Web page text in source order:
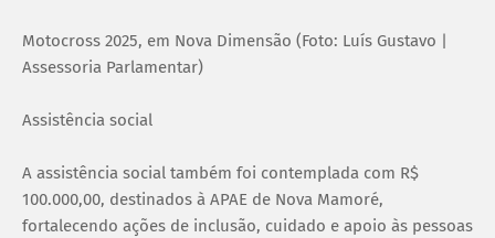
Motocross 2025, em Nova Dimensão (Foto: Luís Gustavo |
Assessoria Parlamentar)
Assistência social
A assistência social também foi contemplada com R$
100.000,00, destinados à APAE de Nova Mamoré,
fortalecendo ações de inclusão, cuidado e apoio às pessoas